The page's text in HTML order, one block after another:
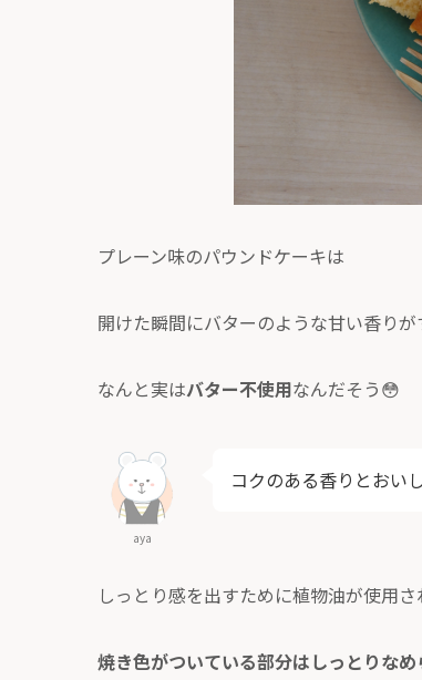
プレーン味のパウンドケーキは
開けた瞬間にバターのような甘い香りが
なんと実はバター不使用なんだそう😳
aya
コクのある香りとおい
しっとり感を出すために植物油が使用さ
焼き色がついている部分はしっとりな